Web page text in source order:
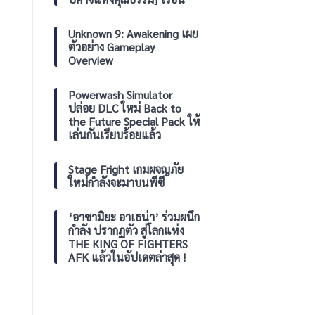
วาง
แล้ว
วัน
นี้
Nintendo
eShop
2026
Unknown 9: Awakening เผย
ตัวอย่าง Gameplay
Overview
Powerwash Simulator
ปล่อย DLC ใหม่ Back to
the Future Special Pack ให้
เล่นกันเรียบร้อยแล้ว
Stage Fright เกมผจญภัย
ใหม่กำลังจะมาบนพีซี
‘อาซามิยะ อาเธน่า’ ร่วมผนึก
กำลัง ปรากฏตัว สู่โลกแห่ง
THE KING OF FIGHTERS
AFK แล้วในอัปเดตล่าสุด !